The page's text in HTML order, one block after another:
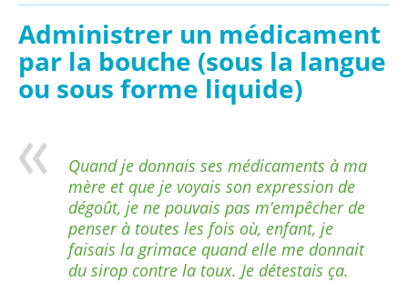
Administrer un médicament
par la bouche (sous la langue
ou sous forme liquide)
Quand je donnais ses médicaments à ma
mère et que je voyais son expression de
dégoût, je ne pouvais pas m’empêcher de
penser à toutes les fois où, enfant, je
faisais la grimace quand elle me donnait
du sirop contre la toux. Je détestais ça.